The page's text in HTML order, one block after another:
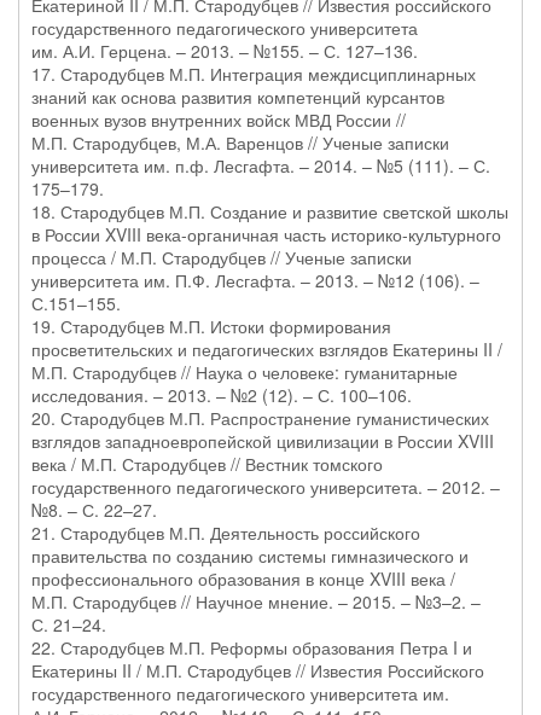
Екатериной II / М.П. Стародубцев // Известия российского
государственного педагогического университета
им. А.И. Герцена. – 2013. – №155. – С. 127–136.
17. Стародубцев М.П. Интеграция междисциплинарных
знаний как основа развития компетенций курсантов
военных вузов внутренних войск МВД России //
М.П. Стародубцев, М.А. Варенцов // Ученые записки
университета им. п.ф. Лесгафта. – 2014. – №5 (111). – С.
175–179.
18. Стародубцев М.П. Создание и развитие светской школы
в России XVIII века-органичная часть историко-культурного
процесса / М.П. Стародубцев // Ученые записки
университета им. П.Ф. Лесгафта. – 2013. – №12 (106). –
С.151–155.
19. Стародубцев М.П. Истоки формирования
просветительских и педагогических взглядов Екатерины II /
М.П. Стародубцев // Наука о человеке: гуманитарные
исследования. – 2013. – №2 (12). – С. 100–106.
20. Стародубцев М.П. Распространение гуманистических
взглядов западноевропейской цивилизации в России XVIII
века / М.П. Стародубцев // Вестник томского
государственного педагогического университета. – 2012. –
№8. – С. 22–27.
21. Стародубцев М.П. Деятельность российского
правительства по созданию системы гимназического и
профессионального образования в конце XVIII века /
М.П. Стародубцев // Научное мнение. – 2015. – №3–2. –
С. 21–24.
22. Стародубцев М.П. Реформы образования Петра I и
Екатерины II / М.П. Стародубцев // Известия Российского
государственного педагогического университета им.